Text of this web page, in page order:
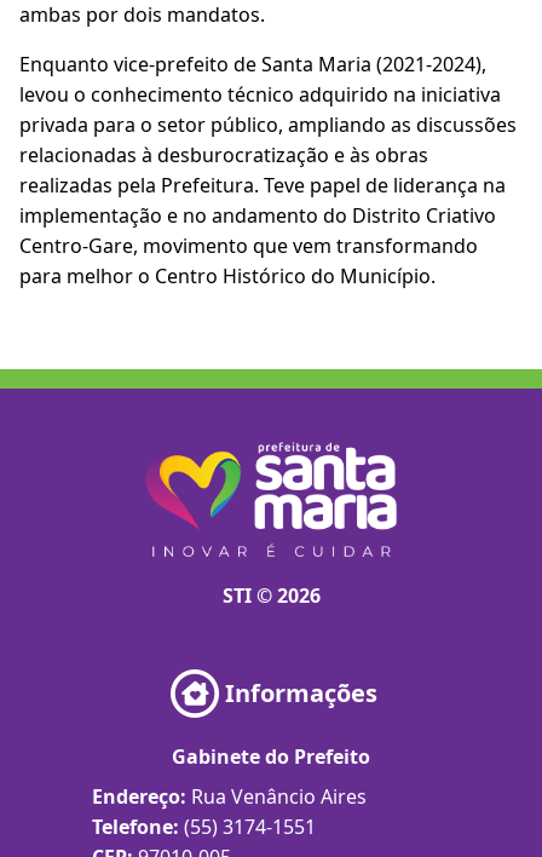
ambas por dois mandatos.
Enquanto vice-prefeito de Santa Maria (2021-2024),
levou o conhecimento técnico adquirido na iniciativa
privada para o setor público, ampliando as discussões
relacionadas à desburocratização e às obras
realizadas pela Prefeitura. Teve papel de liderança na
implementação e no andamento do Distrito Criativo
Centro-Gare, movimento que vem transformando
para melhor o Centro Histórico do Município.
STI © 2026
Informações
Gabinete do Prefeito
Endereço: Rua Venâncio Aires
Telefone: (55) 3174-1551